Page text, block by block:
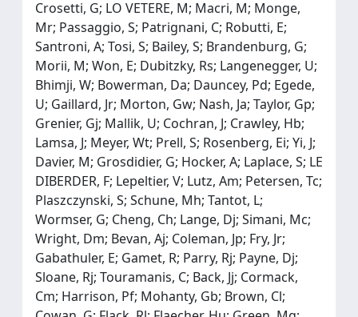
Crosetti, G; LO VETERE, M; Macri, M; Monge,
Mr; Passaggio, S; Patrignani, C; Robutti, E;
Santroni, A; Tosi, S; Bailey, S; Brandenburg, G;
Morii, M; Won, E; Dubitzky, Rs; Langenegger, U;
Bhimji, W; Bowerman, Da; Dauncey, Pd; Egede,
U; Gaillard, Jr; Morton, Gw; Nash, Ja; Taylor, Gp;
Grenier, Gj; Mallik, U; Cochran, J; Crawley, Hb;
Lamsa, J; Meyer, Wt; Prell, S; Rosenberg, Ei; Yi, J;
Davier, M; Grosdidier, G; Hocker, A; Laplace, S; LE
DIBERDER, F; Lepeltier, V; Lutz, Am; Petersen, Tc;
Plaszczynski, S; Schune, Mh; Tantot, L;
Wormser, G; Cheng, Ch; Lange, Dj; Simani, Mc;
Wright, Dm; Bevan, Aj; Coleman, Jp; Fry, Jr;
Gabathuler, E; Gamet, R; Parry, Rj; Payne, Dj;
Sloane, Rj; Touramanis, C; Back, Jj; Cormack,
Cm; Harrison, Pf; Mohanty, Gb; Brown, Cl;